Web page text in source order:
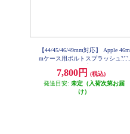
【44/45/46/49mm対応】 Apple 46m
mケース用ボルトスプラッシュNik
7,800円
(税込)
発送目安: 未定（入荷次第お届
け）